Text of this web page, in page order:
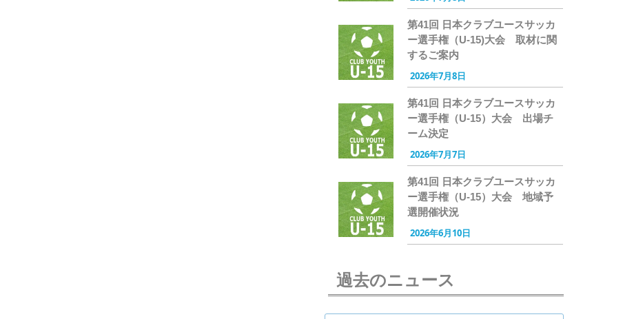
第41回 日本クラブユースサッカ
ー選手権（U-15)大会 取材に関
するご案内
2026年7月8日
第41回 日本クラブユースサッカ
ー選手権（U-15）大会 出場チ
ーム決定
2026年7月7日
第41回 日本クラブユースサッカ
ー選手権（U-15）大会 地域予
選開催状況
2026年6月10日
過去のニュース